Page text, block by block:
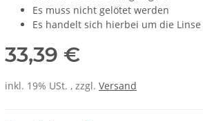
Es muss nicht gelötet werden
Es handelt sich hierbei um die
33,39 €
inkl. 19% USt. , zzgl. Versand